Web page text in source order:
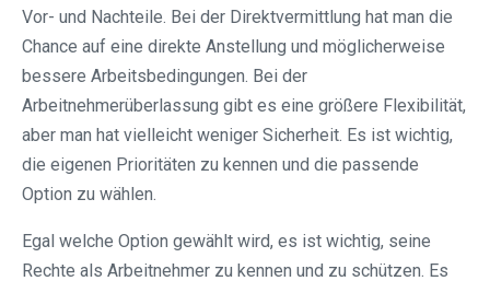
Vor- und Nachteile. Bei der Direktvermittlung hat man die
Chance auf eine direkte Anstellung und möglicherweise
bessere Arbeitsbedingungen. Bei der
Arbeitnehmerüberlassung gibt es eine größere Flexibilität,
aber man hat vielleicht weniger Sicherheit. Es ist wichtig,
die eigenen Prioritäten zu kennen und die passende
Option zu wählen.
Egal welche Option gewählt wird, es ist wichtig, seine
Rechte als Arbeitnehmer zu kennen und zu schützen. Es